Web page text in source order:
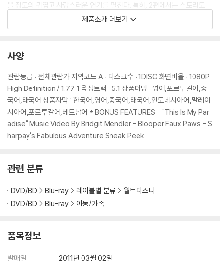
을 정도의 귀엽고 사랑스러운 연기를 펼친다. 특히, 2편에서는 스토리도
더욱 더 탄탄해져 귀여운 강아지들의 재롱과 더불어 온 가족이 감상하며
무한 감동을 받을 수 있다. 1편에서 클로이의 목소리 역할을 맡았던 드류
버 필드'와 '유 어게인'에서 너무나 멋진 연기를 펼친 오데트 유스트만이 사
DVD/ Blu-ray 구매시 참고 사항 안내드립니다.
※ 4K블루레이, 3D 블루레이 재생 관련 안내
1) 4K UHD 디스크는 대용량의 데이터 전송이 필요하므로 4K전용 플레
이어를 사용하셔야 합니다. 더불어 플레이어 소프트웨어 최신 버전의 업데
니다.
※ 아웃케이스/구성품/포장 상태
1) 제작/배송 과정에서 경미한 아웃케이스 주름, 모서리 눌림 및 갈라짐이
2) 스틸북 케이스 제작 과정에서 기포 혹은 경미한 인쇄 오류가 발생할 수
있습니다.
제품소개 더보기
사양
관람등급 : 전체관람가 지역코드 A : 디스크수 : 1DISC 화면비율 : 1080P
High Definition / 1.77:1 음성트랙 : 5.1 상품더빙 : 영어,포르투갈어,중
국어,태국어 상품자막 : 한국어,영어,중국어,태국어,인도네시아어,말레이
시아어,포르투갈어,베트남어 * BONUS FEATURES - "This Is My Par
adise" Music Video By Bridgit Mendler - Blooper Faux Paws - S
harpay's Fabulous Adventure Sneak Peek
관련 분류
DVD/BD Blu-ray 레이블별 분류
월트디즈니
DVD/BD
Blu-ray 아동/가족
품목정보
발매일
2011년 03월 02일